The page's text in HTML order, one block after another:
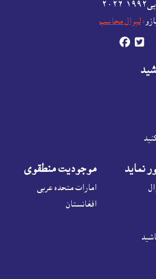
۲۰۲٦
لېوال محاسب
 
نمايد موجوديت منطقوى
امارات متحده عربی
افغانستان